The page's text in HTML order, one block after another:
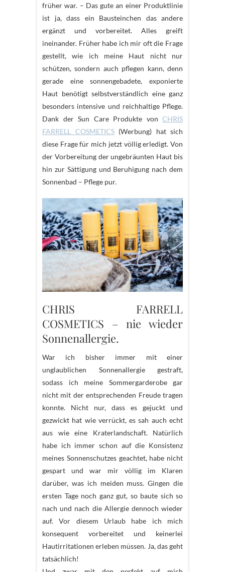
früher war. – Das gute an einer Produktlinie
ist ja, dass ein Bausteinchen das andere
ergänzt und vorbereitet. Alles greift
ineinander. Früher habe ich mir oft die Frage
gestellt, wie ich meine Haut nicht nur
schützen, sondern auch pflegen kann, denn
gerade eine sonnengebadete, exponierte
Haut benötigt selbstverständlich eine ganz
besonders intensive und reichhaltige Pflege.
Dank der Sun Care Produkte von CHRIS
FARRELL COSMETICS(Werbung) hat sich
diese Frage für mich jetzt völlig erledigt. Von
der Vorbereitung der ungebräunten Haut bis
hin zur Sättigung und Beruhigung nach dem
Sonnenbad – Pflege pur.
CHRIS FARRELL
COSMETICS – nie wieder
Sonnenallergie.
War ich bisher immer mit einer
unglaublichen Sonnenallergie gestraft,
sodass ich meine Sommergarderobe gar
nicht mit der entsprechenden Freude tragen
konnte. Nicht nur, dass es gejuckt und
gezwickt hat wie verrückt, es sah auch echt
aus wie eine Kraterlandschaft. Natürlich
habe ich immer schon auf die Konsistenz
meines Sonnenschutzes geachtet, habe nicht
gespart und war mir völlig im Klaren
darüber, was ich meiden muss. Gingen die
ersten Tage noch ganz gut, so baute sich so
nach und nach die Allergie dennoch wieder
auf. Vor diesem Urlaub habe ich mich
konsequent vorbereitet und keinerlei
Hautirritationen erleben müssen. Ja, das geht
tatsächlich!